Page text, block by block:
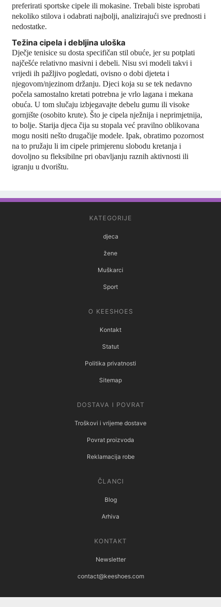
preferirati sportske cipele ili mokasine. Trebali biste isprobati
nekoliko stilova i odabrati najbolji, analizirajući sve prednosti i
nedostatke.
Težina cipela i debljina uloška
Dječje tenisice su dosta specifičan stil obuće, jer su potplati
najčešće relativno masivni i debeli. Nisu svi modeli takvi i
vrijedi ih pažljivo pogledati, ovisno o dobi djeteta i
njegovom/njezinom držanju. Djeci koja su se tek nedavno
počela samostalno kretati potrebna je vrlo lagana i mekana
obuća. U tom slučaju izbjegavajte debelu gumu ili visoke
gornjište (osobito krute). Što je cipela nježnija i neprimjetnija,
to bolje. Starija djeca čija su stopala već pravilno oblikovana
mogu nositi nešto drugačije modele. Ipak, obratimo pozornost
na to pružaju li im cipele primjerenu slobodu kretanja i
dovoljno su fleksibilne pri obavljanju raznih aktivnosti ili
igranju u dvorištu.
KATEGORIJE
djeca
žene
Muškarci
Sport
O KEESHOES
Kontakt
Statut
Politika privatnosti
Sitemap
DOSTAVA I POVRAT
Troškovi i vrijeme dostave
Povrat proizvoda
Reklamacija robe
ČLANCI
Blog
Arhiva
KONTAKT
Newsletter
contact@keeshoes.com